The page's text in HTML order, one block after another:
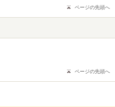
ページの先頭へ
ページの先頭へ